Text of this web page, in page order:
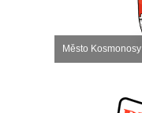
Město Kosmonosy